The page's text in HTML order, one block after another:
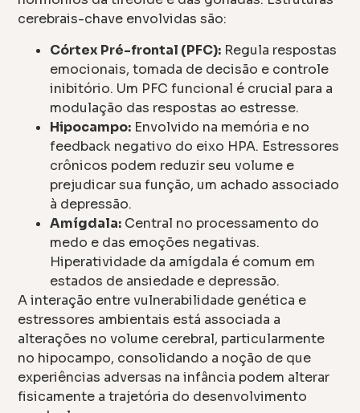
cerebrais-chave envolvidas são:
Córtex Pré-frontal (PFC): Regula respostas
emocionais, tomada de decisão e controle
inibitório. Um PFC funcional é crucial para a
modulação das respostas ao estresse.
Hipocampo: Envolvido na memória e no
feedback negativo do eixo HPA. Estressores
crônicos podem reduzir seu volume e
prejudicar sua função, um achado associado
à depressão.
Amígdala: Central no processamento do
medo e das emoções negativas.
Hiperatividade da amígdala é comum em
estados de ansiedade e depressão.
A interação entre vulnerabilidade genética e
estressores ambientais está associada a
alterações no volume cerebral, particularmente
no hipocampo, consolidando a noção de que
experiências adversas na infância podem alterar
fisicamente a trajetória do desenvolvimento